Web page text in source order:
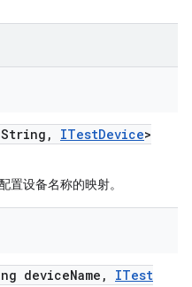
, ITestDevice>
置设备名称的映射。
deviceName ,
ITest